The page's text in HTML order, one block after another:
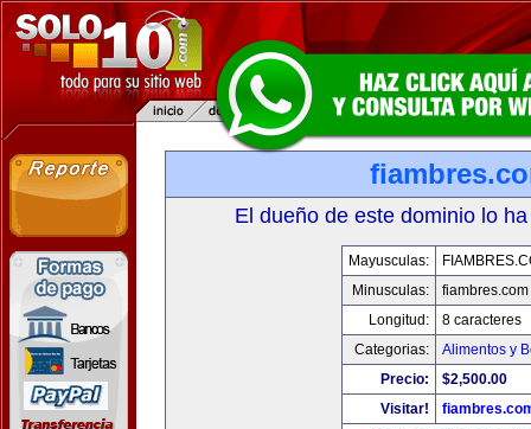
El dueño de este dominio lo
Mayusculas:
Minusculas:
fiambres.com
Longitud:
8 caracteres
Categorias:
Alimentos y
Precio:
$2,500.00
Visitar!